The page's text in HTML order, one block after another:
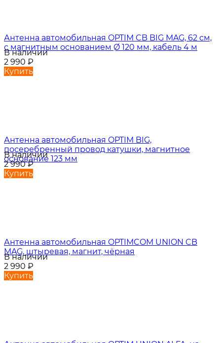
Антенна автомобильная OPTIM CB BIG MAG, 62 см,
с магнитным основанием Ø 120 мм, кабель 4 м
В наличии
2 990 ₽
Купить
Антенна автомобильная OPTIM BIG,
посеребренный провод катушки, магнитное
основание 123 мм
В наличии
2 990₽
Купить
Антенна автомобильная OPTIMCOM UNION CB
MAG, штыревая, магнит, чёрная
В наличии
2 990 ₽
Купить